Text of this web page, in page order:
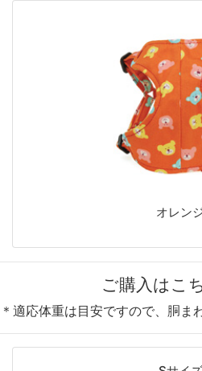
オレン
ご購入はこ
＊適応体重は目安ですので、胴ま